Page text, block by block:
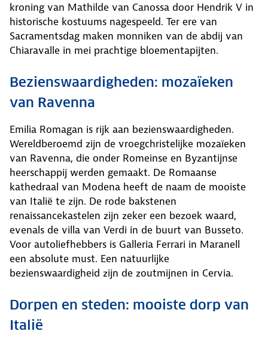
kroning van Mathilde van Canossa door Hendrik V in
historische kostuums nagespeeld. Ter ere van
Sacramentsdag maken monniken van de abdij van
Chiaravalle in mei prachtige bloementapijten.
Bezienswaardigheden: mozaïeken
van Ravenna
Emilia Romagan is rijk aan bezienswaardigheden.
Wereldberoemd zijn de vroegchristelijke mozaïeken
van Ravenna, die onder Romeinse en Byzantijnse
heerschappij werden gemaakt. De Romaanse
kathedraal van Modena heeft de naam de mooiste
van Italië te zijn. De rode bakstenen
renaissancekastelen zijn zeker een bezoek waard,
evenals de villa van Verdi in de buurt van Busseto.
Voor autoliefhebbers is Galleria Ferrari in Maranell
een absolute must. Een natuurlijke
bezienswaardigheid zijn de zoutmijnen in Cervia.
Dorpen en steden: mooiste dorp van
Italië